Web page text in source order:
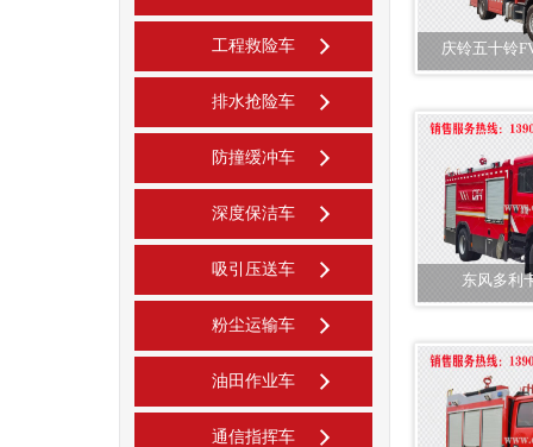
工程救险车
排水抢险车
防撞缓冲车
深度保洁车
吸引压送车
粉尘运输车
油田作业车
通信指挥车
庆铃五十铃
东风多利